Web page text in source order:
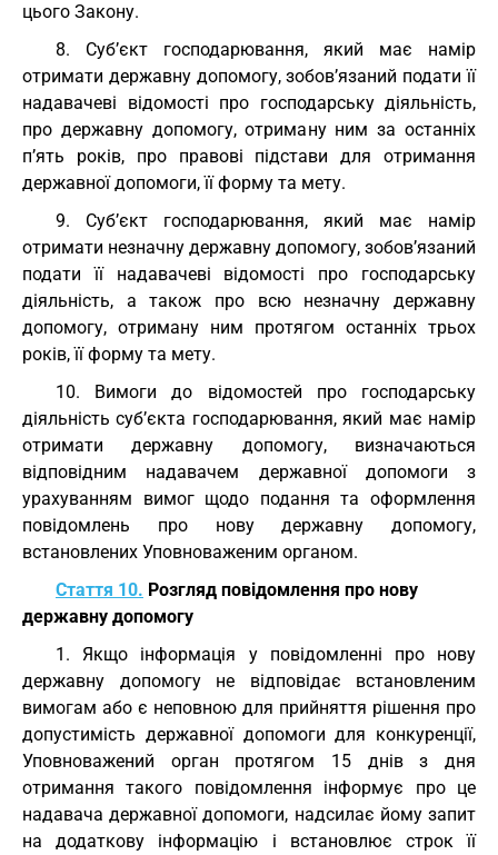
цього Закону.
8. Суб’єкт господарювання, який має намір
отримати державну допомогу, зобов’язаний подати її
надавачеві відомості про господарську діяльність,
про державну допомогу, отриману ним за останніх
п’ять років, про правові підстави для отримання
державної допомоги, її форму та мету.
9. Суб’єкт господарювання, який має намір
отримати незначну державну допомогу, зобов’язаний
подати її надавачеві відомості про господарську
діяльність, а також про всю незначну державну
допомогу, отриману ним протягом останніх трьох
років, її форму та мету.
10. Вимоги до відомостей про господарську
діяльність суб’єкта господарювання, який має намір
отримати державну допомогу, визначаються
відповідним надавачем державної допомоги з
урахуванням вимог щодо подання та оформлення
повідомлень про нову державну допомогу,
встановлених Уповноваженим органом.
Стаття 10. Розгляд повідомлення про нову
державну допомогу
1. Якщо інформація у повідомленні про нову
державну допомогу не відповідає встановленим
вимогам або є неповною для прийняття рішення про
допустимість державної допомоги для конкуренції,
Уповноважений орган протягом 15 днів з дня
отримання такого повідомлення інформує про це
надавача державної допомоги, надсилає йому запит
на додаткову інформацію і встановлює строк її